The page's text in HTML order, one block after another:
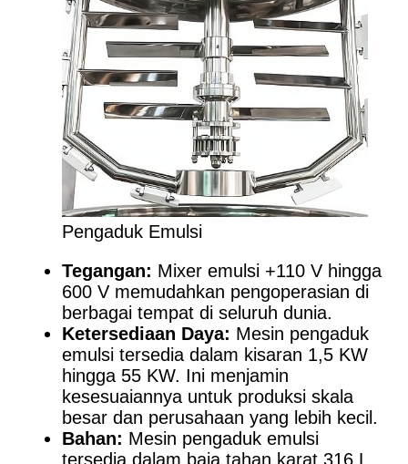
Pengaduk Emulsi
Tegangan: Mixer emulsi +110 V hingga
600 V memudahkan pengoperasian di
berbagai tempat di seluruh dunia.
Ketersediaan Daya: Mesin pengaduk
emulsi tersedia dalam kisaran 1,5 KW
hingga 55 KW. Ini menjamin
kesesuaiannya untuk produksi skala
besar dan perusahaan yang lebih kecil.
Bahan: Mesin pengaduk emulsi
tersedia dalam baja tahan karat 316 L